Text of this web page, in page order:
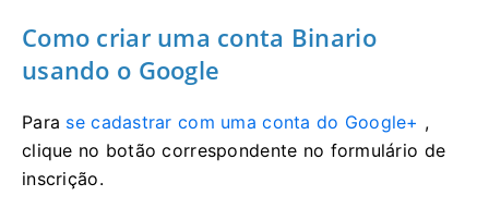
Como criar uma conta Binario
usando o Google
Para se cadastrar com uma conta do Google+ ,
clique no botão correspondente no formulário de
inscrição.